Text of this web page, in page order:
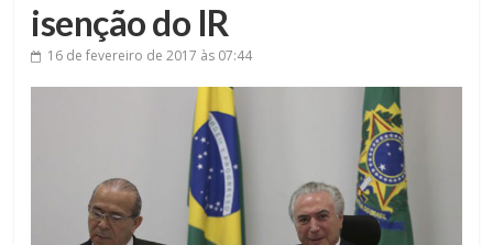
isenção do IR
16 de fevereiro de 2017 às 07:44